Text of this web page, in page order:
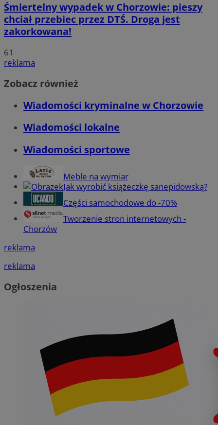
Śmiertelny wypadek w Chorzowie: pieszy
chciał przebiec przez DTŚ. Droga jest
zakorkowana!
61
reklama
Zobacz również
Wiadomości kryminalne w Chorzowie
Wiadomości lokalne
Wiadomości sportowe
Meble na wymiar
Jak wyrobić książeczkę sanepidowską?
Części samochodowe do -70%
Tworzenie stron internetowych -
Chorzów
reklama
reklama
Ogłoszenia